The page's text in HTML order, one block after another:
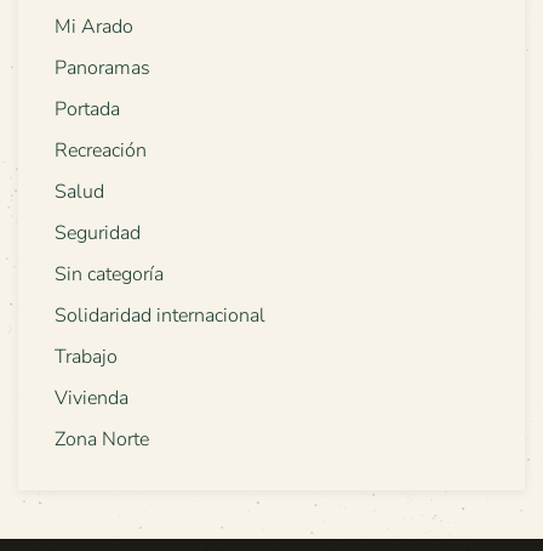
Mi Arado
Panoramas
Portada
Recreación
Salud
Seguridad
Sin categoría
Solidaridad internacional
Trabajo
Vivienda
Zona Norte